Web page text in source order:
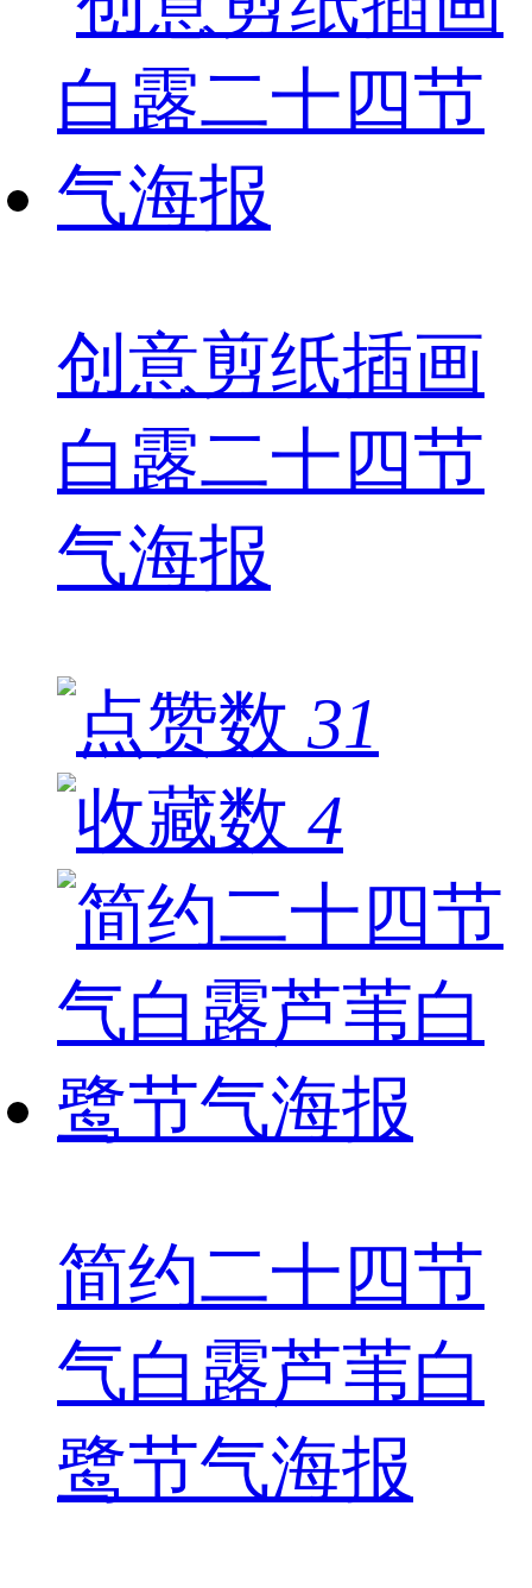
创意剪纸插画
白露二十四节
气海报
31
4
简约二十四节
气白露芦苇白
鹭节气海报